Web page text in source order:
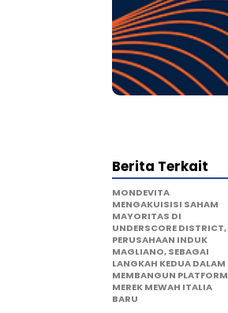
Berita Terkait
MONDEVITA
MENGAKUISISI SAHAM
MAYORITAS DI
UNDERSCORE DISTRICT,
PERUSAHAAN INDUK
MAGLIANO, SEBAGAI
LANGKAH KEDUA DALAM
MEMBANGUN PLATFORM
MEREK MEWAH ITALIA
BARU